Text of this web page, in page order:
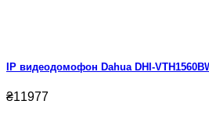
IP видеодомофон Dahua DHI-
₴11977